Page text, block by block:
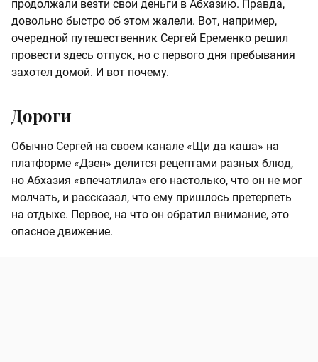
продолжали везти свои деньги в Абхазию. Правда,
довольно быстро об этом жалели. Вот, например,
очередной путешественник Сергей Еременко решил
провести здесь отпуск, но с первого дня пребывания
захотел домой. И вот почему.
Дороги
Обычно Сергей на своем канале «Щи да каша» на
платформе «Дзен» делится рецептами разных блюд,
но Абхазия «впечатлила» его настолько, что он не мог
молчать, и рассказал, что ему пришлось претерпеть
на отдыхе. Первое, на что он обратил внимание, это
опасное движение.